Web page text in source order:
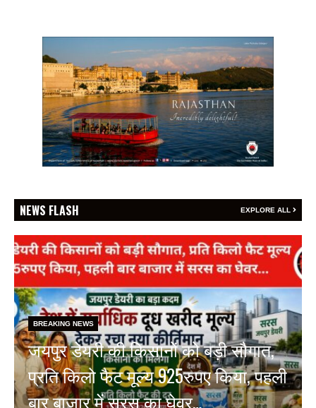
NEWS FLASH EXPLORE ALL
BREAKING NEWS
फेफड़ों के कैंसर की समय पर पहचान ही
बचा सकती है जान, उदयपुर में विशेष सत्र
आयोजित